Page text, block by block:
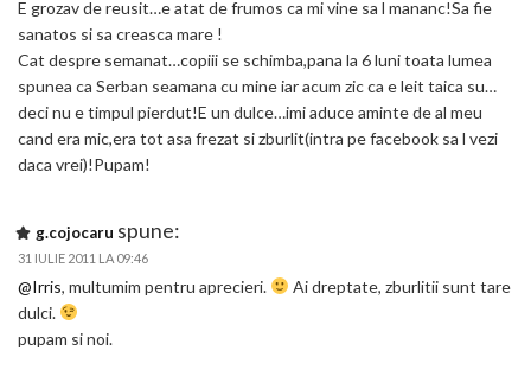
E grozav de reusit…e atat de frumos ca mi vine sa l mananc!Sa fie
sanatos si sa creasca mare !
Cat despre semanat…copiii se schimba,pana la 6 luni toata lumea
spunea ca Serban seamana cu mine iar acum zic ca e leit taica su…
deci nu e timpul pierdut!E un dulce…imi aduce aminte de al meu
cand era mic,era tot asa frezat si zburlit(intra pe facebook sa l vezi
daca vrei)!Pupam!
g.cojocaru spune:
31 IULIE 2011 LA 09:46
@Irris, multumim pentru aprecieri.
Ai dreptate, zburlitii sunt tare
dulci.
pupam si noi.